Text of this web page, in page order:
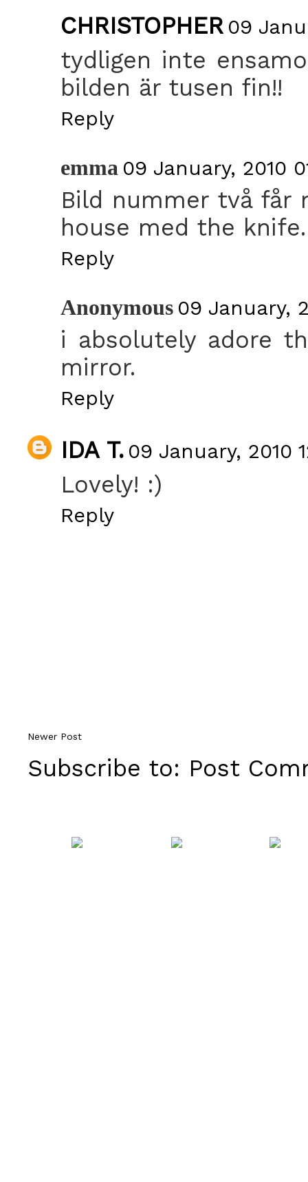
CHRISTOPHER 09
tydligen inte
bilden är tusen fin!!
Reply
emma 09 January, 2010
Bild nummer två får
house med the
Reply
Anonymous 09 January,
i absolutely adore
mirror.
Reply
IDA T. 09 January, 2010
Lovely! :)
Reply
Newer Post
Subscribe to: Post